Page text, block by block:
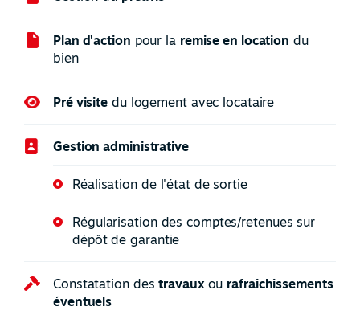
Plan d'action pour la remise en location du
bien
Pré visite du logement avec locataire
Gestion administrative
Réalisation de l'état de sortie
Régularisation des comptes/retenues sur
dépôt de garantie
Constatation destravauxou rafraichissements
éventuels